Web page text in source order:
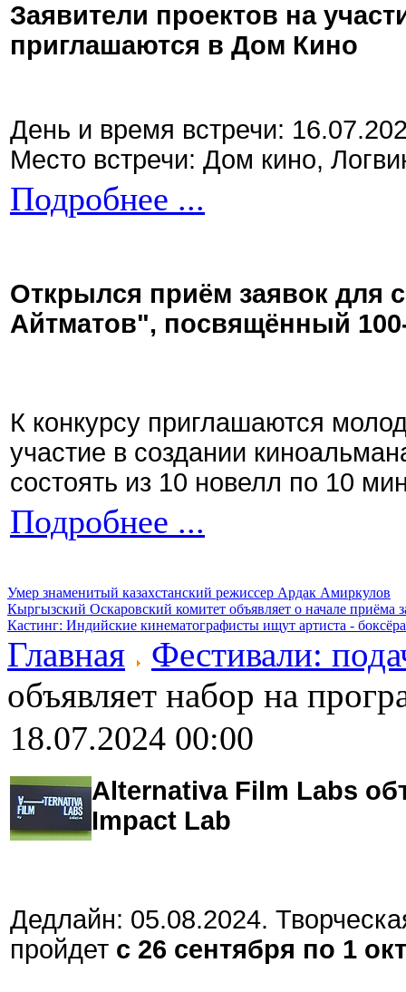
Заявители проектов на
приглашаются в Дом Кино
День и время встречи:
Место встречи: Дом кино,
Подробнее ...
Открылся приём заявок для
Айтматов", посвящённый
К конкурсу приглашаются
участие в создании
состоять из 10 новелл по 10
Подробнее ...
Умер знаменитый казахстанский режиссер Ардак Амиркулов
Кыргызский Оскаровский комитет объявляет о начале приёма
Кастинг: Индийские кинематографисты ищут артиста -
Главная
Фестивали:
объявляет набор на
18.07.2024 00:00
Alternativa Film Labs
Impact Lab
Дедлайн: 05.08.2024.
пройдет с 26 сентября по 1